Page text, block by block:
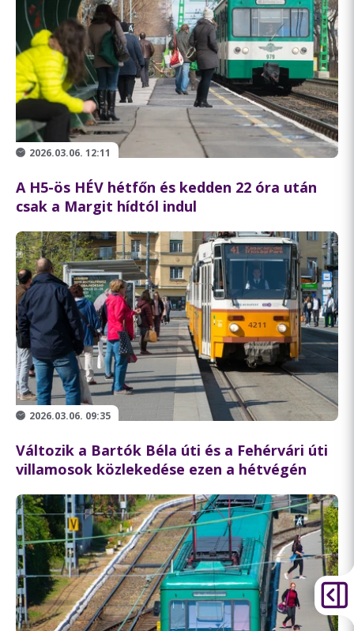
2026.03.06. 12:11
A H5-ös HÉV hétfőn és kedden 22 óra után
csak a Margit hídtól indul
2026.03.06. 09:35
Változik a Bartók Béla úti és a Fehérvári úti
villamosok közlekedése ezen a hétvégén